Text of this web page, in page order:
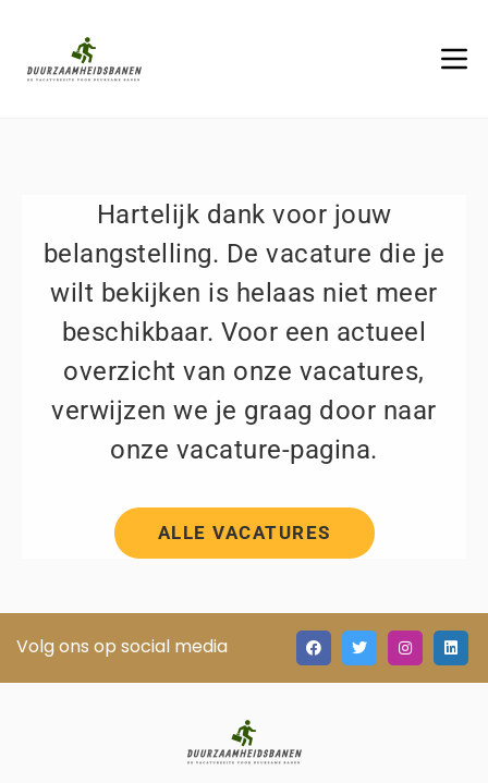
Hartelijk dank voor jouw
belangstelling. De vacature die je
wilt bekijken is helaas niet meer
beschikbaar. Voor een actueel
overzicht van onze vacatures,
verwijzen we je graag door naar
onze vacature-pagina.
ALLE VACATURES
Volg ons op social media